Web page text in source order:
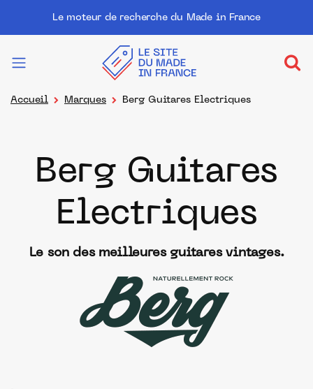
Le moteur de recherche du Made in France
Accueil Marques Berg Guitares Electriques
Berg Guitares
Electriques
Le son des meilleures guitares vintages.